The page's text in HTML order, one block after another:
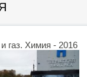
газ. Химия - 2016